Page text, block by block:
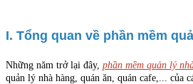
I. Tổng quan về phần mềm
Những năm trở lại đây, phần mềm quản lý
quản lý nhà hàng, quán ăn, quán cafe,... của